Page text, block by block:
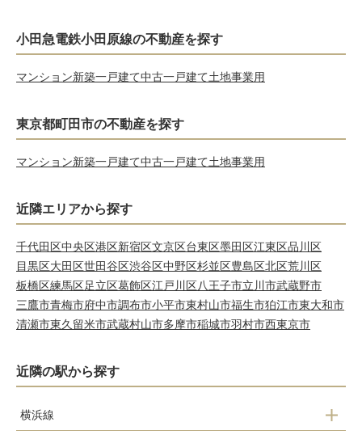
小田急電鉄小田原線の不動産を探す
マンション新築一戸建て中古一戸建て土地事業用
東京都町田市の不動産を探す
マンション新築一戸建て中古一戸建て土地事業用
近隣エリアから探す
千代田区中央区港区新宿区文京区台東区墨田区江東区品川区
目黒区大田区世田谷区渋谷区中野区杉並区豊島区北区荒川区
板橋区練馬区足立区葛飾区江戸川区八王子市立川市武蔵野市
三鷹市青梅市府中市調布市小平市東村山市福生市狛江市東大和市
清瀬市東久留米市武蔵村山市多摩市稲城市羽村市西東京市
近隣の駅から探す
横浜線